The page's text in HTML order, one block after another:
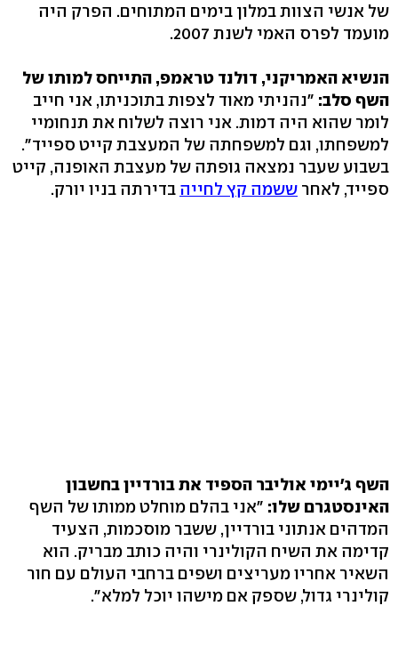
של אנשי הצוות במלון בימים המתוחים. הפרק היה
מועמד לפרס האמי לשנת 2007.
הנשיא האמריקני, דולנד טראמפ, התייחס למותו של
השף סלב: "נהניתי מאוד לצפות בתוכניתו, אני חייב
לומר שהוא היה דמות. אני רוצה לשלוח את תנחומיי
למשפחתו, וגם למשפחתה של המעצבת קייט ספייד".
בשבוע שעבר נמצאה גופתה של מעצבת האופנה, קייט
ספייד, לאחר ששמה קץ לחייה בדירתה בניו יורק.
השף ג'יימי אוליבר הספיד את בורדיין בחשבון
האינסטגרם שלו: "אני בהלם מוחלט ממותו של השף
המדהים אנתוני בורדיין, ששבר מוסכמות, הצעיד
קדימה את השיח הקולינרי והיה כותב מבריק. הוא
השאיר אחריו מעריצים ושפים ברחבי העולם עם חור
קולינרי גדול, שספק אם מישהו יוכל למלא".